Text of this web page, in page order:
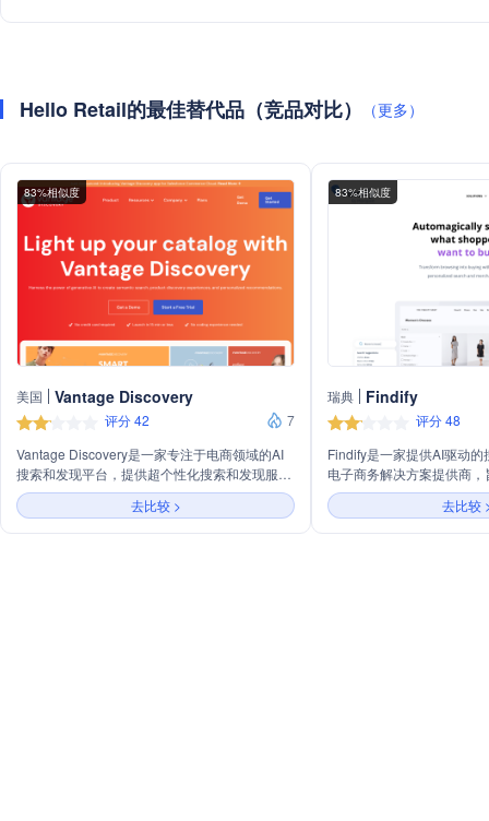
Hello Retail的最佳替代品（竞品对比） （更多）
83%相似度
美国 Vantage Discovery
评分 42
7
Vantage Discovery是一家专注于电商领域的AI
搜索和发现平台，提供超个性化搜索和发现服
务，旨在提升转化率和客单价，同时引导消费者
体验愉悦的购物旅程。公司通过将搜索、推荐和
个性化融为一体，利用数据驱动的引擎提供连贯
去比较 >
83%相似度
瑞典 Findify
评分 48
Findify是一家提供AI驱动
电子商务解决方案提供商
商品推荐和视觉营销提升
收入。
去比较